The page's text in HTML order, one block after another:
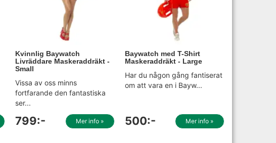
Kvinnlig Baywatch
Livräddare Maskeraddräkt -
Small
Vissa av oss minns
fortfarande den fantastiska
ser...
799:- Mer info »
Baywatch med T-Shirt
Maskeraddräkt - Large
Har du någon gång fantiserat
om att vara en i Bayw...
500:- Mer info »